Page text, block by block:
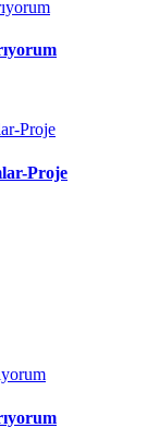
Proje